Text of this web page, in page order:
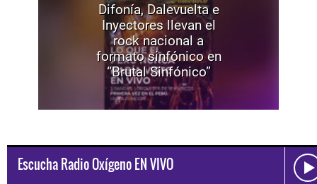
Difonía, Dalevuelta e
Inyectores llevan el
rock nacional a
formato sinfónico en
“Brutal Sinfónico”
Escucha Radio Oxígeno EN VIVO